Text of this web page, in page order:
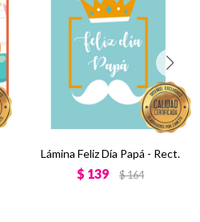
Lámina Feliz Día Papá - Rect.
$ 139 $164